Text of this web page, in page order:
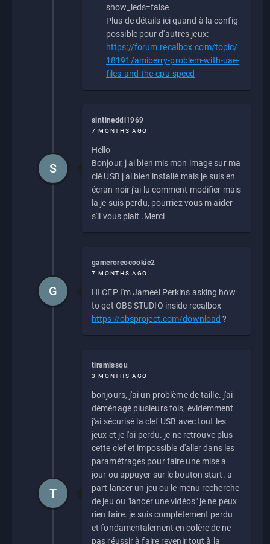
show_leds=false
Plus de détails ici quand à la config
possible pour d'autres jeux:
https://forum.recalbox.com/topic/
18191/amiberry-problem-with-uae-
files-and-the-cpu-speed
sintineddi1969
7 MONTHS AGO
Hello
Bonjour, j ai bien mis mon image sur ma
clé USB j ai bien installé mais je suis en
écran noir j'ai lu comment modifier mais
la je suis perdu, pourriez vous m aider
s'il vous plait .Merci
S
gameroreocookie2
7 MONTHS AGO
HI CEP I'm Jameel Perkins asking how
to get OBS STUDIO inside recalbox
https://obsproject.com/download ?
G
tiramissou
3 MONTHS AGO
bonjours, j'ai un problème de taille. j'ai
déménagé plusieurs fois, évidemment
j'ai sécurisé la clef USB avec tout les
jeux et je l'ai perdu. je ne retrouve plus
cette clef et impossible d'aller dans les
paramétrages pour faire une mise a
jour ou appuyer sur le bouton start. a
part lancer un jeu ou le menu recherche
de jeu ou "lancer une vidéos" je ne peux
rien faire. je suis complètement perdu
et fondamentalement en colère de ne
pas réussir à faire revenir tout à la
T